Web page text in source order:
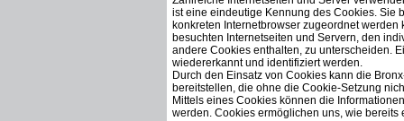
ist eine eindeutige Kennung des Cookies. Sie
konkreten Internetbrowser zugeordnet
besuchten Internetseiten und Servern, den
andere Cookies enthalten, zu unterscheiden.
wiedererkannt und identifiziert werden.
Durch den Einsatz von Cookies kann die
bereitstellen, die ohne die Cookie-Setzung
Mittels eines Cookies können die
werden. Cookies ermöglichen uns, wie